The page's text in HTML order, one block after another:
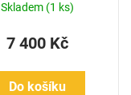
Skladem (1 ks)
7 400 Kč
Do košíku